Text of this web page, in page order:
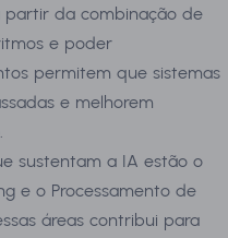
partir da combinação de
e poder
permitem que sistemas
e melhorem
sustentam a IA estão o
e o Processamento de
áreas contribui para